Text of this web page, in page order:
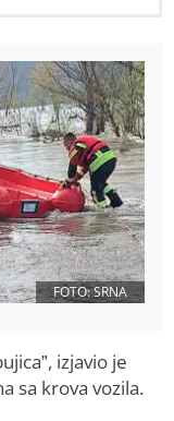
FOTO: SRNA
izjavio je
sa krova vozila.